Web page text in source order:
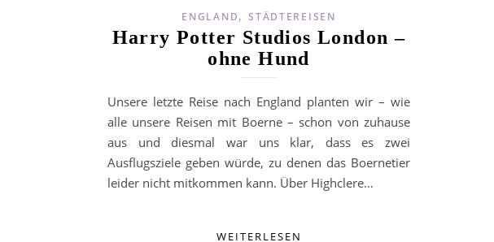
ENGLAND,STÄDTEREISEN
Harry Potter Studios London –
ohne Hund
Unsere letzte Reise nach England planten wir – wie
alle unsere Reisen mit Boerne – schon von zuhause
aus und diesmal war uns klar, dass es zwei
Ausflugsziele geben würde, zu denen das Boernetier
leider nicht mitkommen kann. Über Highclere…
WEITERLESEN